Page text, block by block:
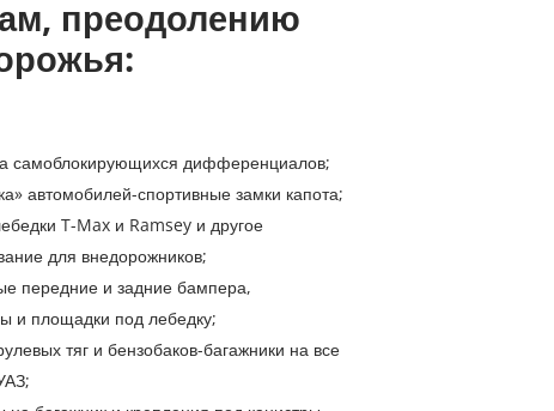
преодолению
самоблокирующихся дифференциалов;
автомобилей-спортивные замки капота;
T-Max и Ramsey и другое
для внедорожников;
передние и задние бампера,
и площадки под лебедку;
тяг и бензобаков-багажники на все